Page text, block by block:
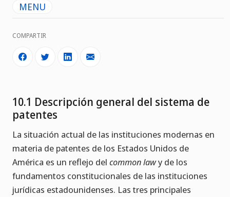
MENU
COMPARTIR
10.1 Descripción general del sistema de
patentes
La situación actual de las instituciones modernas en
materia de patentes de los Estados Unidos de
América es un reflejo del common lawy de los
fundamentos constitucionales de las instituciones
jurídicas estadounidenses. Las tres principales